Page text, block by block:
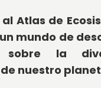
al Atlas de
mundo de
sobre la
nuestro